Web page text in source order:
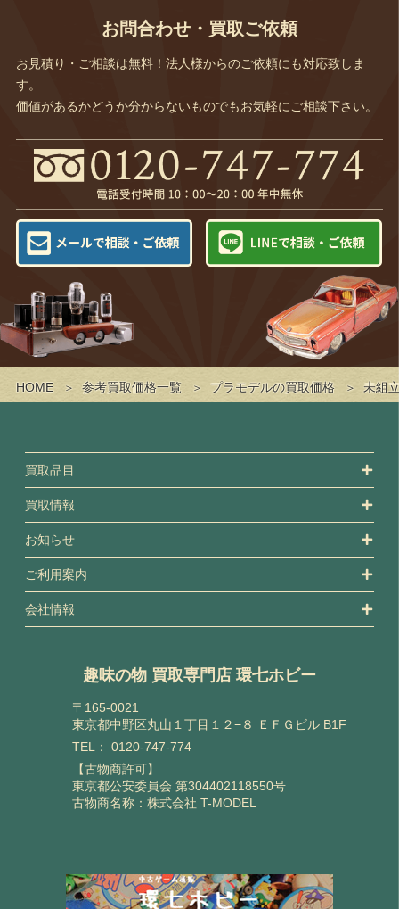
HOME 参考買取価格一覧 プラモデルの買取価格 未組
お問合わせ・買取ご依頼
お見積り・ご相談は無料！法人様からのご依頼にも対応致しま
す。
価値があるかどうか分からないものでもお気軽にご相談下さい。
買取品目
買取情報
お知らせ
ご利用案内
会社情報
趣味の物 買取専門店 環七ホビー
〒165-0021
東京都中野区丸山１丁目１２−８ ＥＦＧビル B1F
TEL： 0120-747-774
【古物商許可】
東京都公安委員会 第304402118550号
古物商名称：株式会社 T-MODEL